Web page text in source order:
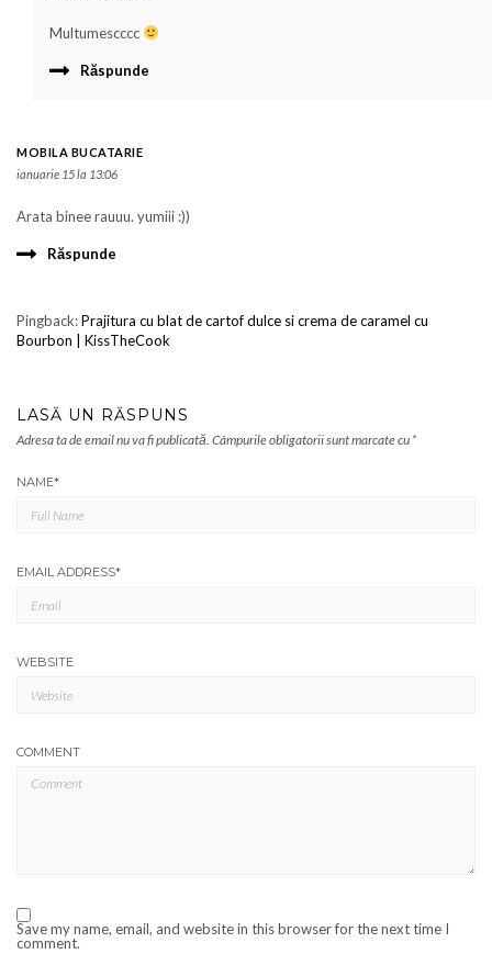
Multumescccc
Răspunde
MOBILA BUCATARIE
ianuarie 15 la 13:06
Arata binee rauuu. yumiii :))
Răspunde
Pingback:Prajitura cu blat de cartof dulce si crema de caramel cu
Bourbon | KissTheCook
LASĂ UN RĂSPUNS
Adresa ta de email nu va fi publicată. Câmpurile obligatorii sunt marcate cu *
NAME*
EMAIL ADDRESS*
WEBSITE
COMMENT
Save my name, email, and website in this browser for the next time I
comment.